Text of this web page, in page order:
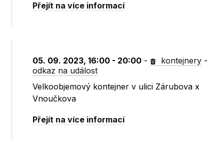
Přejít na více informací
05. 09. 2023, 16:00 - 20:00 - kontejnery -
odkaz na událost
Velkoobjemový kontejner v ulici Zárubova x
Vnoučkova
Přejít na více informací